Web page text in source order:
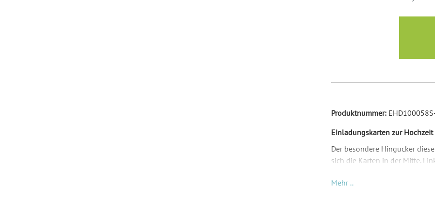
Produktnummer:
Einladungskarten zur
Der besondere Hingucker
sich die Karten in der Mitte.
beide Elemente
Mehr ..